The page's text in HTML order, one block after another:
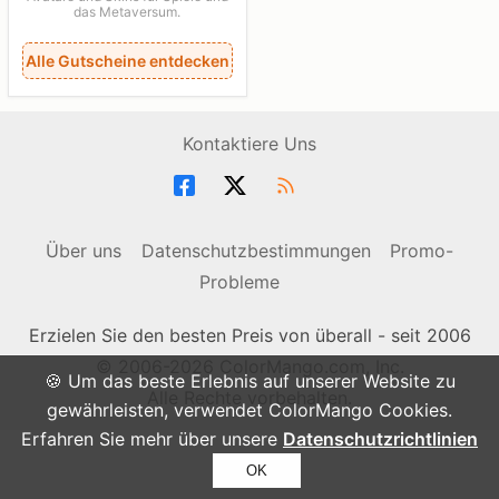
🍪 Um das beste Erlebnis auf unserer Website zu
gewährleisten, verwendet ColorMango Cookies.
Erfahren Sie mehr über unsere Datenschutzrichtlinien
OK
das Metaversum.
Alle Gutscheine entdecken
Kontaktiere Uns
Über uns Datenschutzbestimmungen
Promo-
Probleme
Erzielen Sie den besten Preis von überall - seit 2006
Alle Rechte vorbehalten.